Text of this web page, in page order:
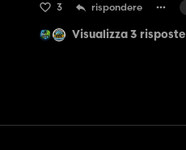
3 rispondere
Visualizza 3 risposte